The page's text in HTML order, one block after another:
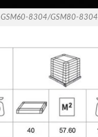
GSM60-8304/GSM80-8304